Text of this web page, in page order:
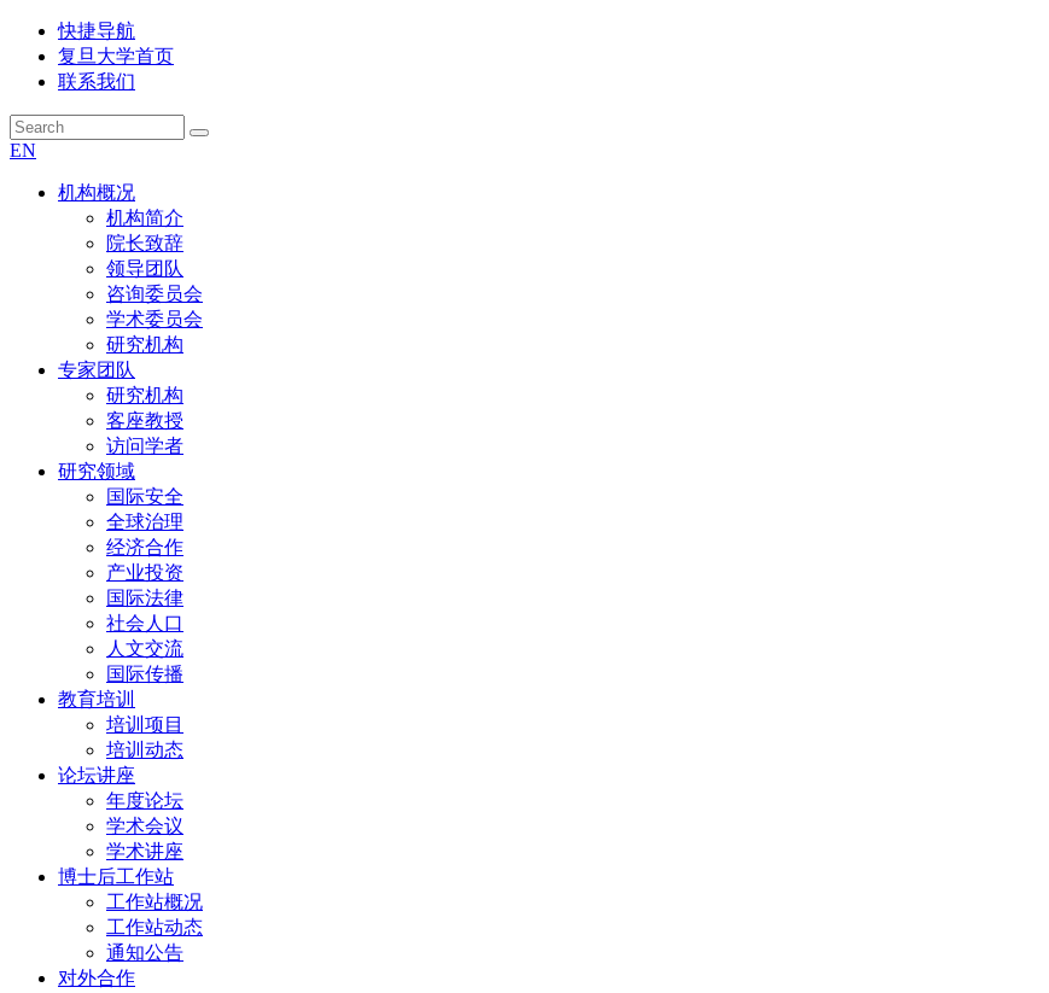
快捷导航
复旦大学首页
联系我们
EN
机构概况
机构简介
院长致辞
领导团队
咨询委员会
学术委员会
研究机构
专家团队
研究机构
客座教授
访问学者
研究领域
国际安全
全球治理
经济合作
产业投资
国际法律
社会人口
人文交流
国际传播
教育培训
培训项目
培训动态
论坛讲座
年度论坛
学术会议
学术讲座
博士后工作站
工作站概况
工作站动态
通知公告
对外合作